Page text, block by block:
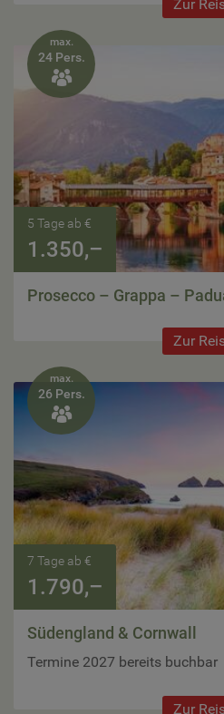
Zur
max.
24 Pers.

5 Tage ab €
1.350,–
Prosecco – Grappa –
Zur
max.
26 Pers.

7 Tage ab €
1.790,–
Südengland & Cornwall
Termine 2027 bereits buchbar
Zur